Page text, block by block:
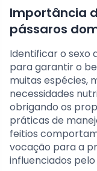
Importância
pássaros
Identificar o sexo
para garantir o
muitas espécies,
necessidades
obrigando os
práticas de
feitios
vocação para a
influenciados